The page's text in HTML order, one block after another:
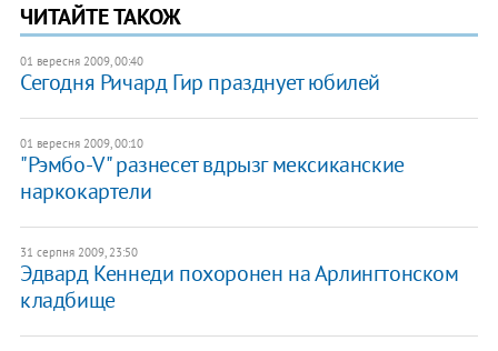
ЧИТАЙТЕ ТАКОЖ
01 вересня 2009, 00:40
Сегодня Ричард Гир празднует юбилей
01 вересня 2009, 00:10
"Рэмбо-V" разнесет вдрызг мексиканские
наркокартели
31 серпня 2009, 23:50
Эдвард Кеннеди похоронен на Арлингтонском
кладбище